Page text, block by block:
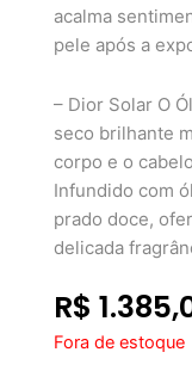
acalma
pele após a
– Dior Solar O
seco brilhante
corpo e o
Infundido com
prado doce,
delicada
R$
Fora de estoque